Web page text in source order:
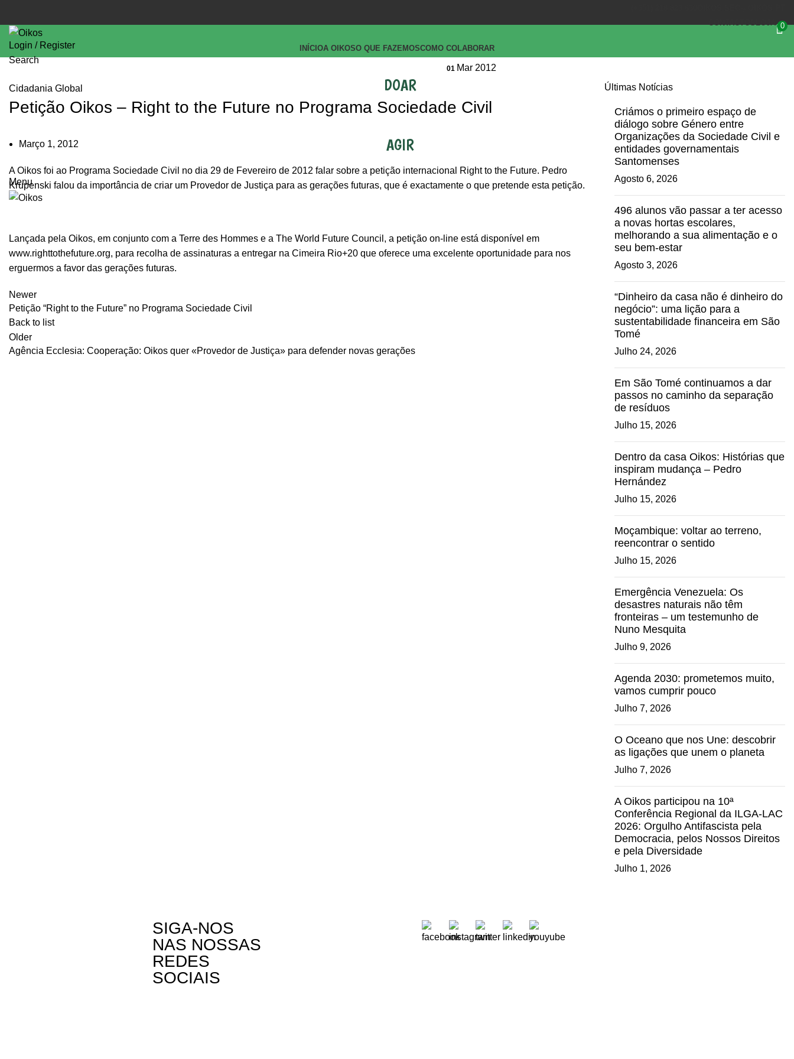
CONTACTOSLOJA 0
Login / Register
Search
INÍCIOA OIKOSO QUE FAZEMOSCOMO COLABORAR
DOAR
AGIR
Menu
Cidadania Global
Petição Oikos – Right to the Future no Programa Sociedade Civil
Março 1, 2012
01 Mar 2012
A Oikos foi ao Programa Sociedade Civil no dia 29 de Fevereiro de 2012 falar sobre a petição internacional Right to the Future. Pedro
Krupenski falou da importância de criar um Provedor de Justiça para as gerações futuras, que é exactamente o que pretende esta petição.
Lançada pela Oikos, em conjunto com a Terre des Hommes e a The World Future Council, a petição on-line está disponível em
www.righttothefuture.org, para recolha de assinaturas a entregar na Cimeira Rio+20 que oferece uma excelente oportunidade para nos
erguermos a favor das gerações futuras.
Newer
Petição “Right to the Future” no Programa Sociedade Civil
Back to list
Older
Agência Ecclesia: Cooperação: Oikos quer «Provedor de Justiça» para defender novas gerações
Últimas Notícias
Criámos o primeiro espaço de
diálogo sobre Género entre
Organizações da Sociedade Civil e
entidades governamentais
Santomenses
Agosto 6, 2026
496 alunos vão passar a ter acesso
a novas hortas escolares,
melhorando a sua alimentação e o
seu bem-estar
Agosto 3, 2026
“Dinheiro da casa não é dinheiro do
negócio”: uma lição para a
sustentabilidade financeira em São
Tomé
Julho 24, 2026
Em São Tomé continuamos a dar
passos no caminho da separação
de resíduos
Julho 15, 2026
Dentro da casa Oikos: Histórias que
inspiram mudança – Pedro
Hernández
Julho 15, 2026
Moçambique: voltar ao terreno,
reencontrar o sentido
Julho 15, 2026
Emergência Venezuela: Os
desastres naturais não têm
fronteiras – um testemunho de
Nuno Mesquita
Julho 9, 2026
Agenda 2030: prometemos muito,
vamos cumprir pouco
Julho 7, 2026
O Oceano que nos Une: descobrir
as ligações que unem o planeta
Julho 7, 2026
A Oikos participou na 10ª
Conferência Regional da ILGA-LAC
2026: Orgulho Antifascista pela
Democracia, pelos Nossos Direitos
e pela Diversidade
Julho 1, 2026
SIGA-NOS
NAS NOSSAS
REDES
SOCIAIS